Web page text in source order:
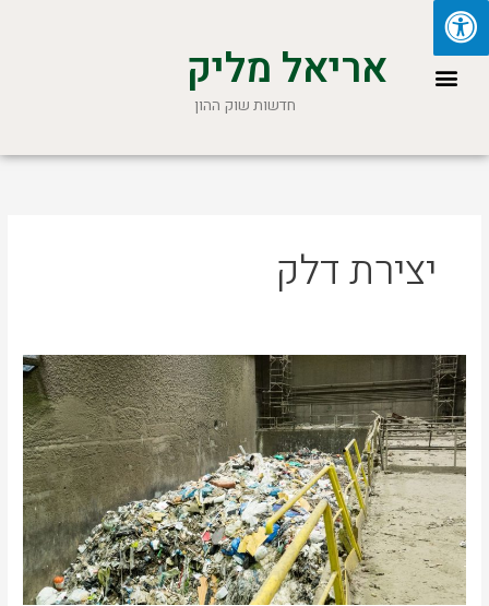
דילוג
לתוכן
תפריטאריאל מליק
חדשות שוק ההון
יצירת דלק
הישראלים
שהופכים
אשפה
לדלק